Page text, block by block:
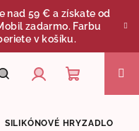
nad 59 € a získate od
zadarmo. Farbu
v košíku.
Nákupný
SILIKÓNOVÉ HRYZADLO